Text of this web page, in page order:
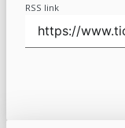
RSS link